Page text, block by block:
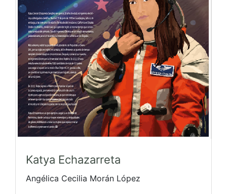
Katya Echazarreta
Angélica Cecilia Morán López